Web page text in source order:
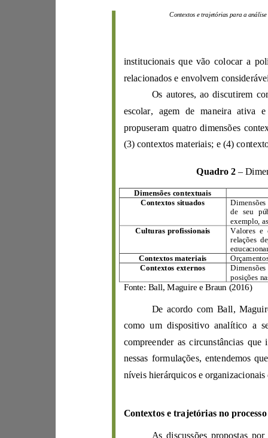
Contextos e trajetó
relacionados e envolvem co nsi
p ropuseram quatro dimensõ
(3) contextos materiais; e (4) co
Quadro 2 –
Dim
ensões contextuais
Contextos situados
Culturas profis sionais
Contextos materiais
Contextos externos D
Fonte: Ball, Maguire e Braun ( 2016)
De acordo com Ball
c omo um di spositivo analítico a s
nessas
formulaçõ
níveis hi erárquicos e organi za ci on
As discussões propos tas por